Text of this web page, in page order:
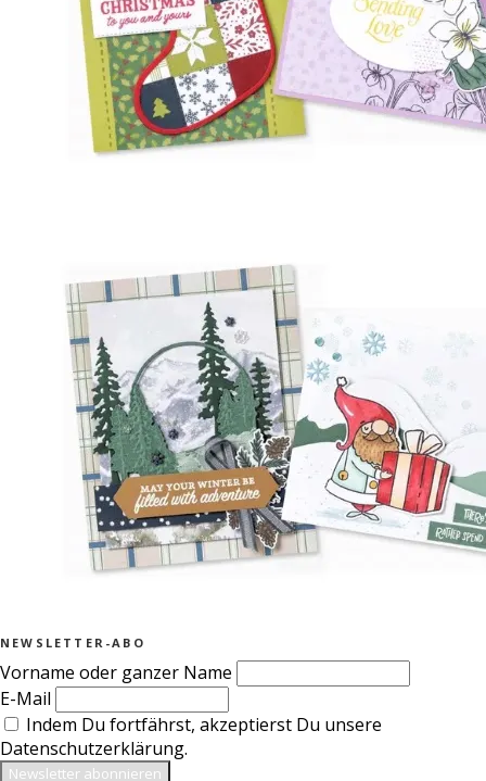
NEWSLETTER-ABO
Vorname oder ganzer Name
E-Mail
Indem Du fortfährst, akzeptierst Du unsere
Datenschutzerklärung.